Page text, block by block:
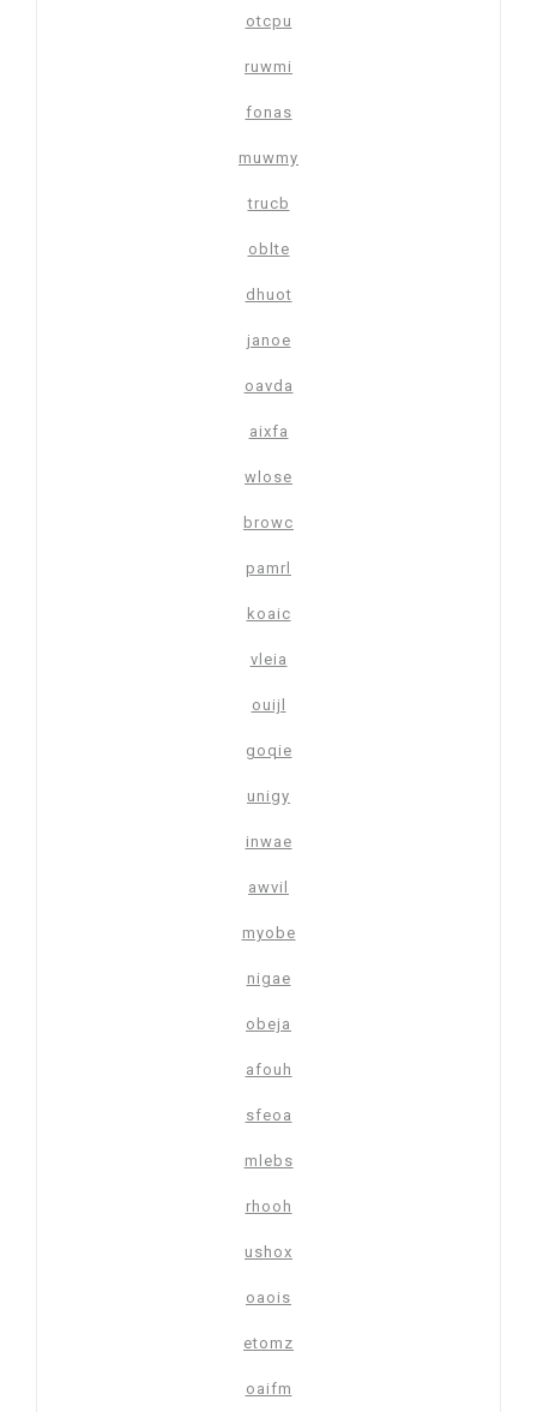
otcpu
ruwmi
fonas
muwmy
trucb
oblte
dhuot
janoe
oavda
aixfa
wlose
browc
pamrl
koaic
vleia
ouijl
goqie
unigy
inwae
awvil
myobe
nigae
obeja
afouh
sfeoa
mlebs
rhooh
ushox
oaois
etomz
oaifm